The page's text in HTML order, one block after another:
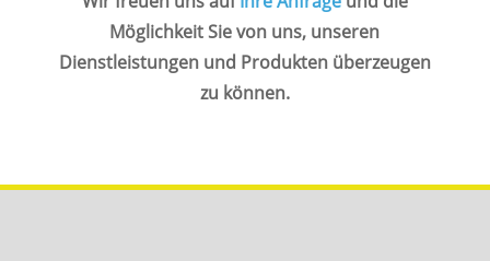
Möglichkeit Sie von uns, unseren
Dienstleistungen und Produkten überzeugen
zu können.